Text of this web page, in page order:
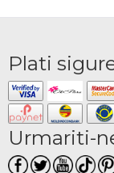
Plati
Urmariti-